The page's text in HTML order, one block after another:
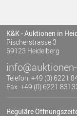
K&K - Auktionen in
Rischerstrasse 3
69123 Heidelberg
Telefon: +49 (0) 6221
Fax: +49 (0) 6221
Reguläre